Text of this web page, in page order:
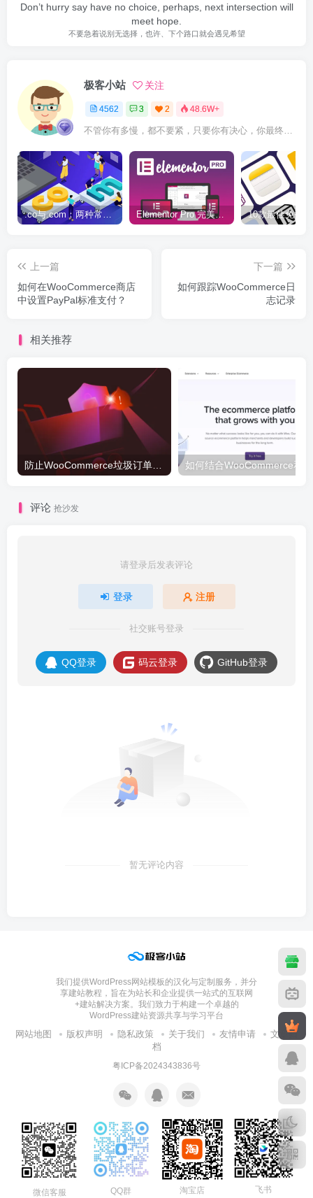
Don’t hurry say have no choice, perhaps, next intersection will
meet hope.
不要急着说别无选择，也许、下个路口就会遇见希望
极客小站 关注
4562 3 2 48.6W+
不管你有多慢，都不要紧，只要你有决心，你最终都会到达想去的地方
.co与.com：两种常用域名后缀名完全指南 Elementor Pro 完美汉化中文版（含全套模板）|可视化编辑页面自定义设计WordPress插件
上一篇
如何在WooCommerce商店
中设置PayPal标准支付？
下一篇
如何跟踪WooCommerce日
志记录
相关推荐
防止WooCommerce垃圾订单的5种方法
评论 抢沙发
请登录后发表评论
登录 注册
社交账号登录
QQ登录 码云登录 GitHub登录
暂无评论内容
我们提供WordPress网站模板的汉化与定制服务，并分
享建站教程，旨在为站长和企业提供一站式的互联网
+建站解决方案。我们致力于构建一个卓越的
WordPress建站资源共享与学习平台
网站地图 版权声明 隐私政策 关于我们 友情申请
文章归
档
粤ICP备2024343836号
微信客服 QQ群 淘宝店 飞书